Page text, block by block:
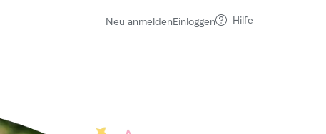
Neu anmeldenEinloggen Hilfe